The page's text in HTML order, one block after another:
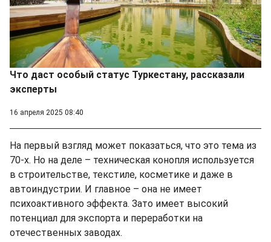
Что даст особый статус Туркестану, рассказали
эксперты
16 апреля 2025 08:40
На первый взгляд может показаться, что это тема из
70-х. Но на деле – техническая конопля используется
в строительстве, текстиле, косметике и даже в
автоиндустрии. И главное – она не имеет
психоактивного эффекта. Зато имеет высокий
потенциал для экспорта и переработки на
отечественных заводах.